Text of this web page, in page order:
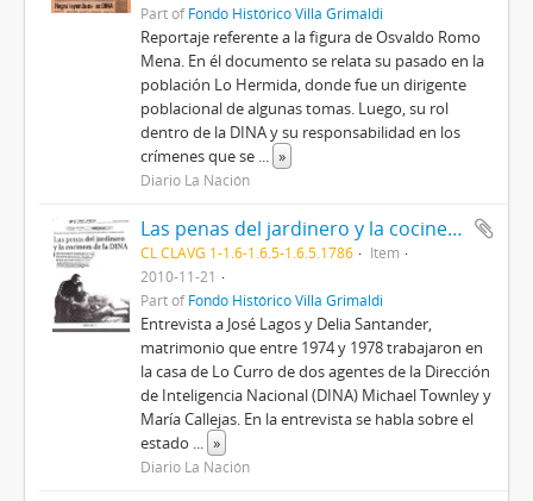
Part ofFondo Histórico Villa Grimaldi
Reportaje referente a la figura de Osvaldo Romo
Mena. En él documento se relata su pasado en la
población Lo Hermida, donde fue un dirigente
poblacional de algunas tomas. Luego, su rol
dentro de la DINA y su responsabilidad en los
crímenes que se ... »
Diario La Nación
Las penas del jardinero y la cocinera de la DINA.
CL CLAVG 1-1.6-1.6.5-1.6.5.1786
Item
2010-11-21
Part ofFondo Histórico Villa Grimaldi
Entrevista a José Lagos y Delia Santander,
matrimonio que entre 1974 y 1978 trabajaron en
la casa de Lo Curro de dos agentes de la Dirección
de Inteligencia Nacional (DINA) Michael Townley y
María Callejas. En la entrevista se habla sobre el
estado ... »
Diario La Nación